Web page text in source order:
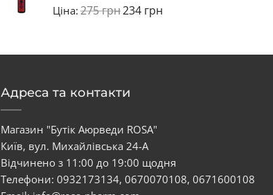
Ціна: 275грн234 грн
Адреса та контакти
Магазин "Бутік Аюрведи ROSA"
Київ, вул. Михайлівська 24-А
Відчинено з 11:00 до 19:00 щодня
Телефони:0932173134,0670070108,0671600108